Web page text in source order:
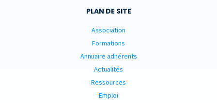
PLAN DE SITE
Association
Formations
Annuaire adhérents
Actualités
Ressources
Emploi